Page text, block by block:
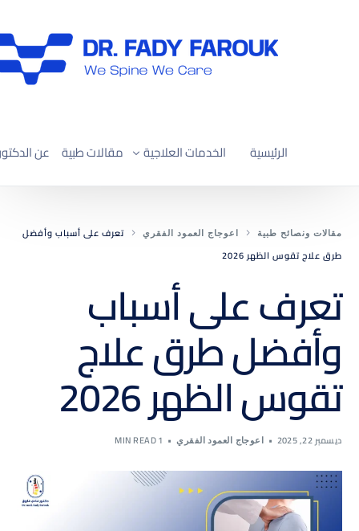
الرئيسية الخدمات العلاجية
علاج ضغط القناة العصبية العنقية
علاج ضغط القناة العصبية القطنية
تصحيح الجنف واعوجاج العمود الفقري
مقالات طبية عن
مقالات ونصائح طبية اعوجاج العمود الفقري
تعرف على أسباب وأفضل
طرق علاج تقوس الظهر 2026
تعرف على أسباب
وأفضل طرق علاج
تقوس الظهر 2026
ديسمبر 22, 2025 اعوجاج العمود الفقري 1 MIN READ